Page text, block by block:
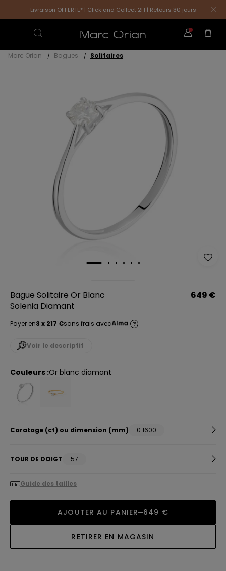
Livraison OFFERTE* | Click and Collect 2H | Retours 30 jours
Marc Orian Bagues Solitaires
Bague Solitaire Or Blanc
Solenia Diamant
649 €
Payer en3 x 217 €sans frais avec ?
Voir le descriptif
Couleurs : or blanc diamant
Caratage (ct) ou dimension (mm) 0.1600
TOUR DE DOIGT 57
Guide des tailles
AJOUTER AU PANIER 649 €
RETIRER EN MAGASIN